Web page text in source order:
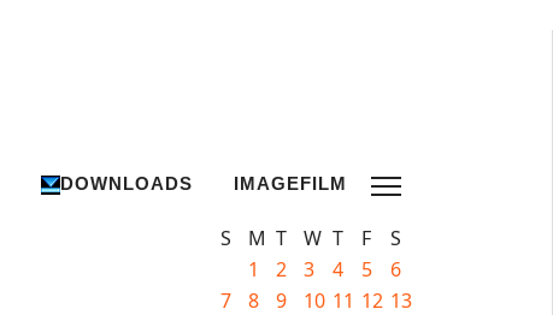
DOWNLOADS IMAGEFILM
S M T W T F
S
1
2 3 4 5
6
7
8 9 10 11 12 13